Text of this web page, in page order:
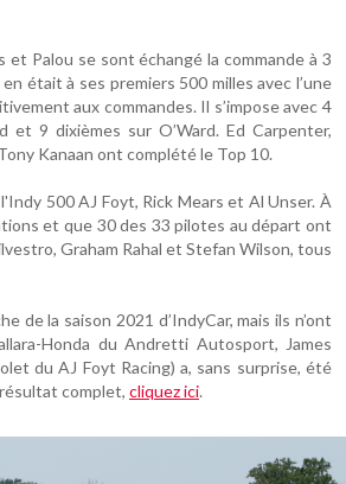
et Palou se sont échangé la commande à 3
était à ses premiers 500 milles avec l’une
aux commandes. Il s’impose avec 4
et 9 dixièmes sur O’Ward. Ed Carpenter,
Kanaan ont complété le Top 10.
500 AJ Foyt, Rick Mears et Al Unser. À
et que 30 des 33 pilotes au départ ont
Graham Rahal et Stefan Wilson, tous
la saison 2021 d’IndyCar, mais ils n’ont
Honda du Andretti Autosport, James
du AJ Foyt Racing) a, sans surprise, été
complet, cliquez ici.